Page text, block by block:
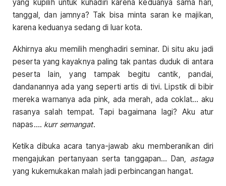
yang kupilih untuk kuhadiri karena keduanya sama hari,
tanggal, dan jamnya? Tak bisa minta saran ke majikan,
karena keduanya sedang di luar kota.
Akhirnya aku memilih menghadiri seminar. Di situ aku jadi
peserta yang kayaknya paling tak pantas duduk di antara
peserta lain, yang tampak begitu cantik, pandai,
dandanannya ada yang seperti artis di tivi. Lipstik di bibir
mereka warnanya ada pink, ada merah, ada coklat… aku
rasanya salah tempat. Tapi bagaimana lagi? Aku atur
napas…. kurr semangat.
Ketika dibuka acara tanya-jawab aku memberanikan diri
mengajukan pertanyaan serta tanggapan… Dan, astaga
yang kukemukakan malah jadi perbincangan hangat.